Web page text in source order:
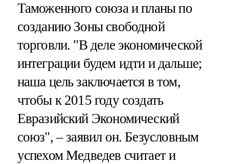
Таможенного союза и планы по
созданию Зоны свободной
торговли. "В деле экономической
интеграции будем идти и дальше;
наша цель заключается в том,
чтобы к 2015 году создать
Евразийский Экономический
союз", – заявил он. Безусловным
успехом Медведев считает и